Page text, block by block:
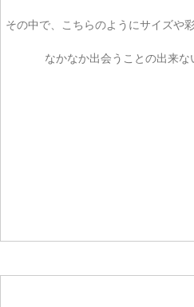
その中で、こちらのようにサイズや
なかなか出会うことの出来な